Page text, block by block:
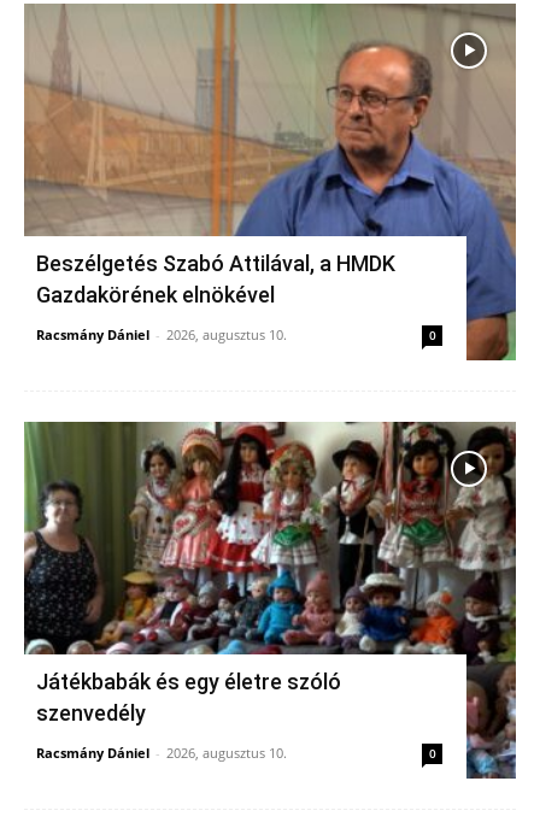
Beszélgetés Szabó Attilával, a HMDK
Gazdakörének elnökével
Racsmány Dániel - 2026, augusztus 10. 0
Játékbabák és egy életre szóló
szenvedély
Racsmány Dániel - 2026, augusztus 10. 0